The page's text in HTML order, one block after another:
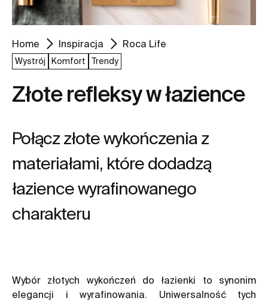
Home Inspiracja Roca Life
Wystrój Komfort Trendy
Złote refleksy w łazience
Połącz złote wykończenia z
materiałami, które dodadzą
łazience wyrafinowanego
charakteru
Wybór złotych wykończeń do łazienki to synonim
elegancji i wyrafinowania. Uniwersalność tych